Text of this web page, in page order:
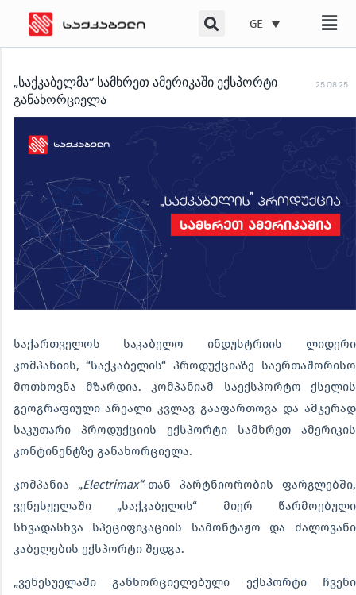
content
GE
„საქკაბელმა“ სამხრეთ ამერიკაში ექსპორტი
განახორციელა
25.08.25
საქართველოს საკაბელო ინდუსტრიის ლიდერი
კომპანიის, “საქკაბელის“ პროდუქციაზე საერთაშორისო
მოთხოვნა მზარდია. კომპანიამ საექსპორტო ქსელის
გეოგრაფიული არეალი კვლავ გააფართოვა და ამჯერად
საკუთარი პროდუქციის ექსპორტი სამხრეთ ამერიკის
კონტინენტზე განახორციელა.
კომპანია „Electrimax“-თან პარტნიორობის ფარგლებში,
ვენესუელაში „საქკაბელის“ მიერ წარმოებული
სხვადასხვა სპეციფიკაციის სამონტაჟო და ძალოვანი
კაბელების ექსპორტი შედგა.
„ვენესუელაში განხორციელებული ექსპორტი ჩვენი